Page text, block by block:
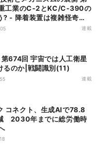
工業のC-2とKC/C-390の
? - 降着装置は複雑怪奇
(10)
連載
るのか|戦闘識別(11)
連載
コネクト、生成AIで78.8
2030年までに総労働時